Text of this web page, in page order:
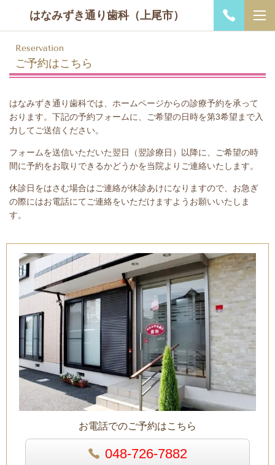
はなみずき通り歯科（上尾市）
Reservation
ご予約はこちら
はなみずき通り歯科では、ホームページからの診療予約を承って
おります。下記の予約フォームに、ご希望の日時を第3希望まで入
力してご送信ください。
フォームを送信いただいた翌日（翌診療日）以降に、ご希望の時
間に予約をお取りできるかどうかを当院よりご連絡いたします。
休診日をはさむ場合はご連絡が休診あけになりますので、お急ぎ
の際にはお電話にてご連絡をいただけますようお願いいたしま
す。
お電話でのご予約はこちら
048-726-7882